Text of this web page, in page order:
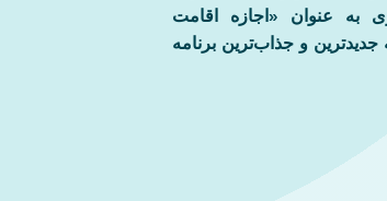
به عنوان «اجازه اقامت
و جذاب‌ترین برنامه